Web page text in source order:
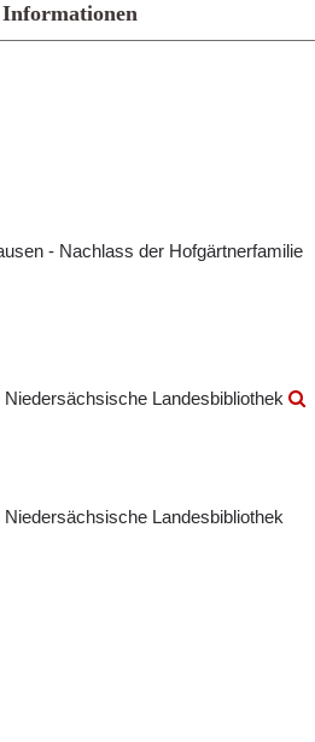
- Nachlass der Hofgärtnerfamilie
Landesbibliothek
Landesbibliothek